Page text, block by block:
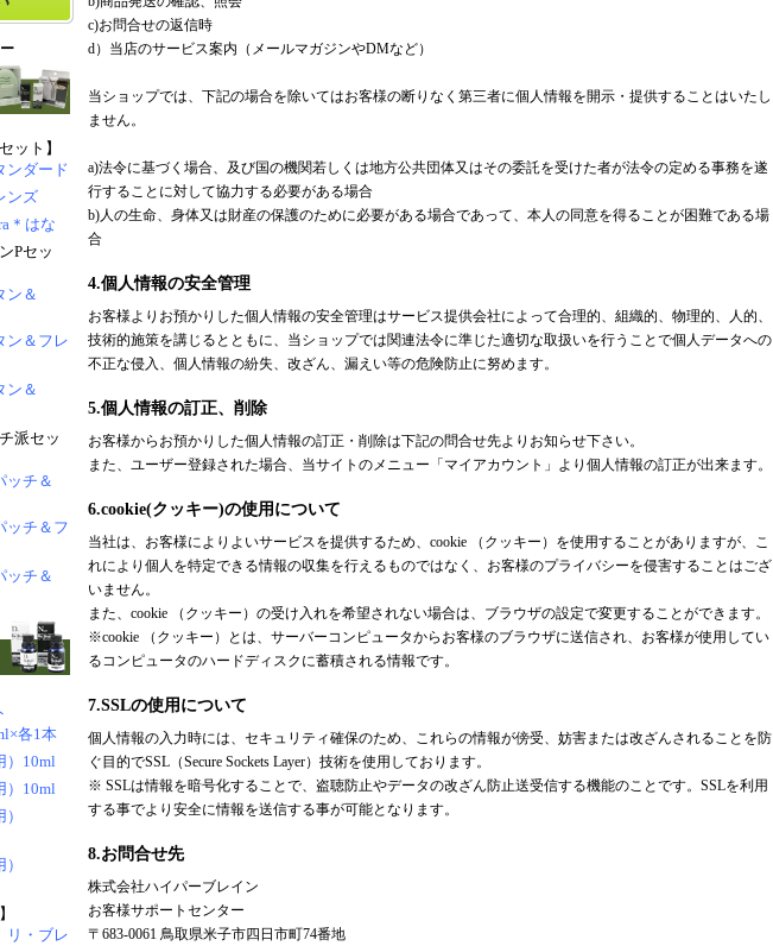
c)お問合せの返信時
d）当店のサービス案内（メールマガジンやDMなど）
当ショップでは、下記の場合を除いてはお客様の断りなく第三者に個人情報を開示・提供することはいたし
ません。
a)法令に基づく場合、及び国の機関若しくは地方公共団体又はその委託を受けた者が法令の定める事務を遂
行することに対して協力する必要がある場合
b)人の生命、身体又は財産の保護のために必要がある場合であって、本人の同意を得ることが困難である場
合
4.個人情報の安全管理
お客様よりお預かりした個人情報の安全管理はサービス提供会社によって合理的、組織的、物理的、人的、
技術的施策を講じるとともに、当ショップでは関連法令に準じた適切な取扱いを行うことで個人データへの
不正な侵入、個人情報の紛失、改ざん、漏えい等の危険防止に努めます。
5.個人情報の訂正、削除
お客様からお預かりした個人情報の訂正・削除は下記の問合せ先よりお知らせ下さい。
また、ユーザー登録された場合、当サイトのメニュー「マイアカウント」より個人情報の訂正が出来ます。
6.cookie(クッキー)の使用について
当社は、お客様によりよいサービスを提供するため、cookie （クッキー）を使用することがありますが、こ
れにより個人を特定できる情報の収集を行えるものではなく、お客様のプライバシーを侵害することはござ
いません。
また、cookie （クッキー）の受け入れを希望されない場合は、ブラウザの設定で変更することができます。
※cookie （クッキー）とは、サーバーコンピュータからお客様のブラウザに送信され、お客様が使用してい
るコンピュータのハードディスクに蓄積される情報です。
7.SSLの使用について
個人情報の入力時には、セキュリティ確保のため、これらの情報が傍受、妨害または改ざんされることを防
ぐ目的でSSL（Secure Sockets Layer）技術を使用しております。
※ SSLは情報を暗号化することで、盗聴防止やデータの改ざん防止送受信する機能のことです。SSLを利用
する事でより安全に情報を送信する事が可能となります。
8.お問合せ先
株式会社ハイパーブレイン
お客様サポートセンター
〒683-0061 鳥取県米子市四日市町74番地
ット】
ンダード
ンズ
＊はな
Pセッ
ン＆
ン＆フレ
ン＆
派セッ
ッチ＆
ッチ＆フ
ッチ＆
各1本
）10ml
）10ml
リ・ブレ